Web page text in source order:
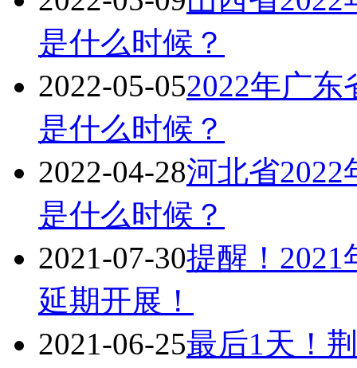
是什么时候？
2022-05-052022年广
是什么时候？
2022-04-28河北省
是什么时候？
2021-07-30提醒！
延期开展！
2021-06-25最后1天！